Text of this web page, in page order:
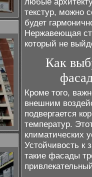
текстур, можно
будет
Нержавеющая
который не
Как
Кроме того,
внешним
подвергается
температур.
климатических
Устойчивость к
такие фасады